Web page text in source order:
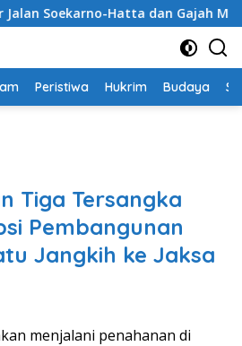
Hatta dan Gajah Mada
Peristiwa Hukrim Budaya
Tiga Tersangka
Pembangunan
Jangkih ke Jaksa
menjalani penahanan di